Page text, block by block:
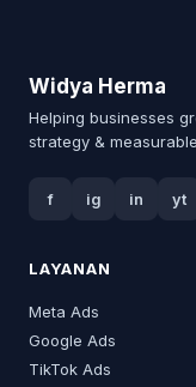
Widya Herma
Helping businesses
strategy &
f ig in yt
LAYANAN
Meta Ads
Google Ads
TikTok Ads